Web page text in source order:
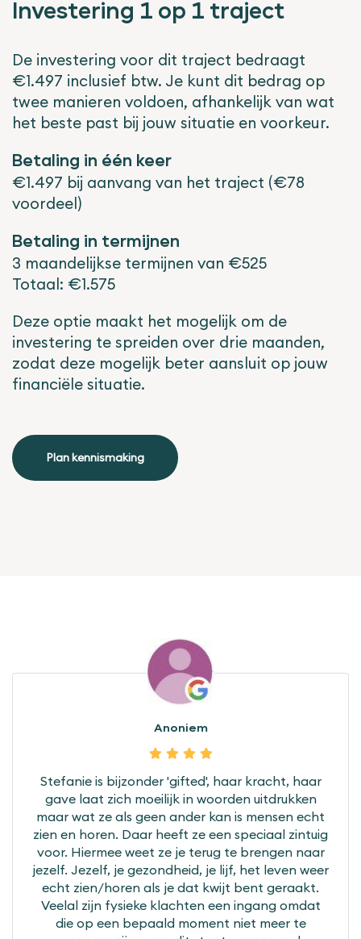
Investering 1 op 1 traject
De investering voor dit traject bedraagt
€1.497 inclusief btw. Je kunt dit bedrag op
twee manieren voldoen, afhankelijk van wat
het beste past bij jouw situatie en voorkeur.
Betaling in één keer
€1.497 bij aanvang van het traject (€78
voordeel)
Betaling in termijnen
3 maandelijkse termijnen van €525
Totaal: €1.575
Deze optie maakt het mogelijk om de
investering te spreiden over drie maanden,
zodat deze mogelijk beter aansluit op jouw
financiële situatie.
Plan kennismaking
Anoniem
Stefanie is bijzonder 'gifted', haar kracht, haar
gave laat zich moeilijk in woorden uitdrukken
maar wat ze als geen ander kan is mensen echt
zien en horen. Daar heeft ze een speciaal zintuig
voor. Hiermee weet ze je terug te brengen naar
jezelf. Jezelf, je gezondheid, je lijf, het leven weer
echt zien/horen als je dat kwijt bent geraakt.
Veelal zijn fysieke klachten een ingang omdat
die op een bepaald moment niet meer te